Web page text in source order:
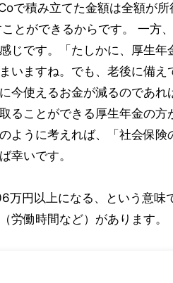
で積み立てた金額は全額が
とができるからです。 一方
じです。「たしかに、厚生年
いますね。でも、老後に備え
今使えるお金が減るのであれ
ることができる厚生年金の方
ように考えれば、「社会保険
幸いです。
万円以上になる、という意味
労働時間など）があります。